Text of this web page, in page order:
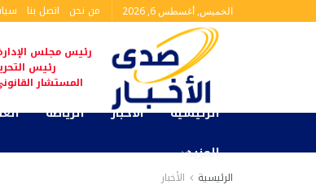
الخميس, أغسطس 6, 2026 من نحن اتصل بنا
رئيس مجلس
رئيس
المستشار
الرئيسية الأخبار الرياضة
المزيد
الرئيسية الأخبار